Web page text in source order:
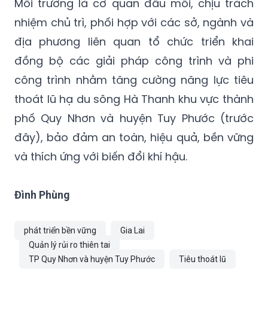
địa phương liên quan tổ chức triển khai
đồng bộ các giải pháp công trình và phi
công trình nhằm tăng cường năng lực tiêu
thoát lũ hạ du sông Hà Thanh khu vực thành
phố Quy Nhơn và huyện Tuy Phước (trước
đây), bảo đảm an toàn, hiệu quả, bền vững
và thích ứng với biến đổi khí hậu.
Đình Phùng
phát triển bền vững
TP Quy Nhơn và huyện Tuy Phước